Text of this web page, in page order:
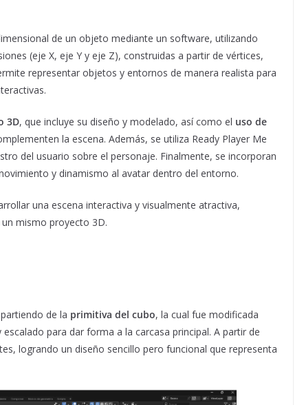
de un objeto mediante un software, utilizando
(eje X, eje Y y eje Z), construidas a partir de vértices,
representar objetos y entornos de manera realista para
3D, que incluye su diseño y modelado, así como el uso de
la escena. Además, se utiliza Ready Player Me
del usuario sobre el personaje. Finalmente, se incorporan
y dinamismo al avatar dentro del entorno.
una escena interactiva y visualmente atractiva,
mismo proyecto 3D.
partiendo de la primitiva del cubo, la cual fue modificada
para dar forma a la carcasa principal. A partir de
logrando un diseño sencillo pero funcional que representa